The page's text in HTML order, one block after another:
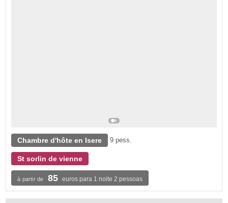
Chambre d'hôte en Isere 9 pess.
St sorlin de vienne
à partir de 85 euros para 1 noite 2 pessoas